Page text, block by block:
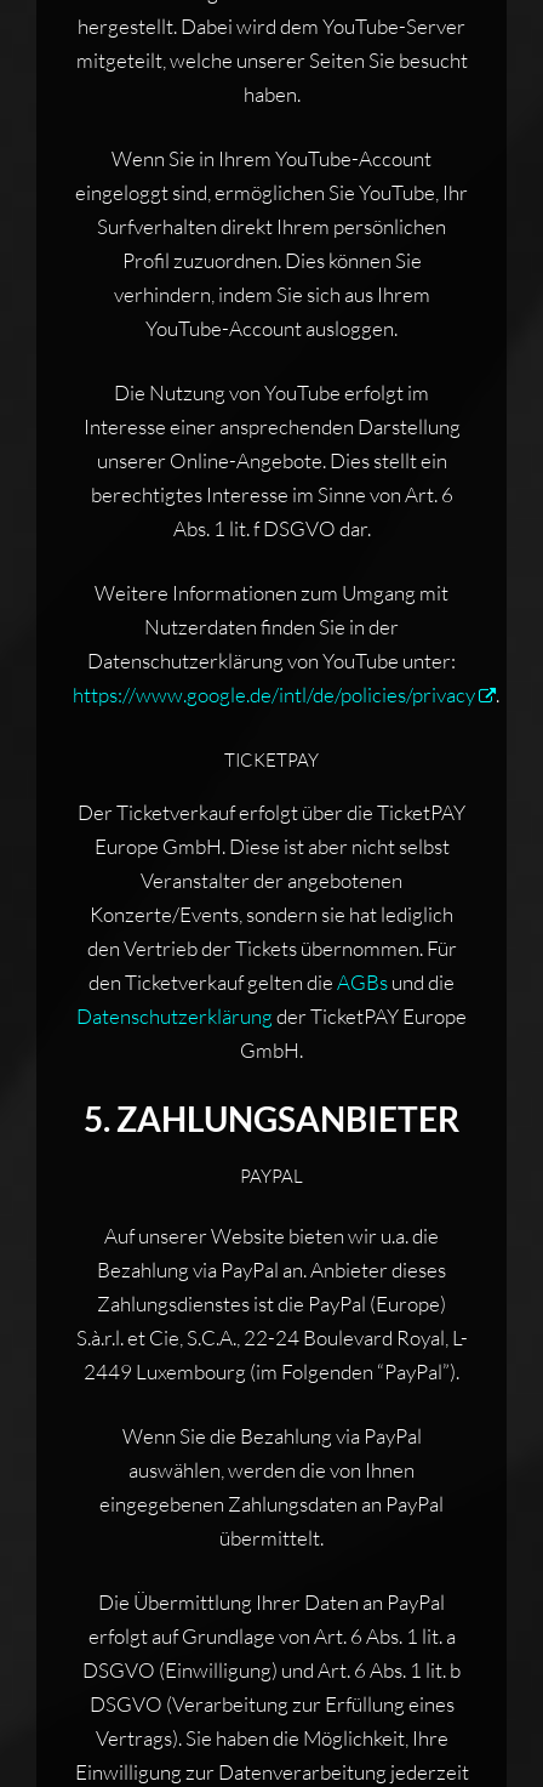
hergestellt. Dabei wird dem YouTube-Server
mitgeteilt, welche unserer Seiten Sie besucht
haben.
Wenn Sie in Ihrem YouTube-Account
eingeloggt sind, ermöglichen Sie YouTube, Ihr
Surfverhalten direkt Ihrem persönlichen
Profil zuzuordnen. Dies können Sie
verhindern, indem Sie sich aus Ihrem
YouTube-Account ausloggen.
Die Nutzung von YouTube erfolgt im
Interesse einer ansprechenden Darstellung
unserer Online-Angebote. Dies stellt ein
berechtigtes Interesse im Sinne von Art. 6
Abs. 1 lit. f DSGVO dar.
Weitere Informationen zum Umgang mit
Nutzerdaten finden Sie in der
Datenschutzerklärung von YouTube unter:
https://www.google.de/intl/de/policies/privacy
.
TICKETPAY
Der Ticketverkauf erfolgt über die TicketPAY
Europe GmbH. Diese ist aber nicht selbst
Veranstalter der angebotenen
Konzerte/Events, sondern sie hat lediglich
den Vertrieb der Tickets übernommen. Für
den Ticketverkauf gelten dieAGBsund die
Datenschutzerklärungder TicketPAY Europe
GmbH.
5. ZAHLUNGSANBIETER
PAYPAL
Auf unserer Website bieten wir u.a. die
Bezahlung via PayPal an. Anbieter dieses
Zahlungsdienstes ist die PayPal (Europe)
S.à.r.l. et Cie, S.C.A., 22-24 Boulevard Royal, L-
2449 Luxembourg (im Folgenden “PayPal”).
Wenn Sie die Bezahlung via PayPal
auswählen, werden die von Ihnen
eingegebenen Zahlungsdaten an PayPal
übermittelt.
Die Übermittlung Ihrer Daten an PayPal
erfolgt auf Grundlage von Art. 6 Abs. 1 lit. a
DSGVO (Einwilligung) und Art. 6 Abs. 1 lit. b
DSGVO (Verarbeitung zur Erfüllung eines
Vertrags). Sie haben die Möglichkeit, Ihre
Einwilligung zur Datenverarbeitung jederzeit